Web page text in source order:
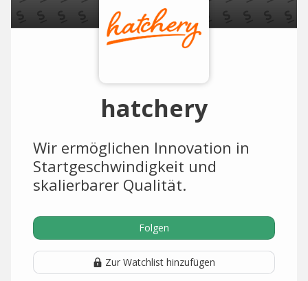
hatchery
Wir ermöglichen Innovation in
Startgeschwindigkeit und
skalierbarer Qualität.
Folgen
Zur Watchlist hinzufügen